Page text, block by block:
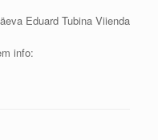
Eduard Tubina Viienda
info: